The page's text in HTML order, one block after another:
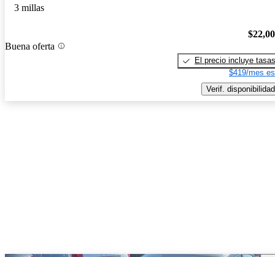
3 millas
Buena oferta
El precio incluye tasas
$419/mes
Verif. disponibilidad